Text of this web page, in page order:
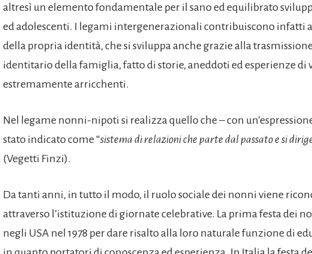
altresì un elemento fondamentale per il sano ed equilibrato
ed adolescenti. I legami intergenerazionali contribuiscono infatti
della propria identità, che si sviluppa anche grazie alla
identitario della famiglia, fatto di storie, aneddoti ed esperienze di
estremamente arricchenti.
Nel legame nonni-nipoti si realizza quello che – con
stato indicato come “sistema di relazioni che parte dal passato e si
(Vegetti Finzi).
Da tanti anni, in tutto il modo, il ruolo sociale dei nonni viene
attraverso l’istituzione di giornate celebrative. La prima festa dei
negli USA nel 1978 per dare risalto alla loro naturale funzione di